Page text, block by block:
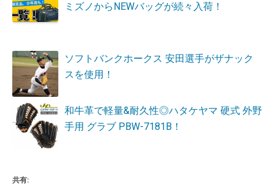
ミズノからNEWバッグが続々入荷！
ソフトバンクホークス 安田選手がザナック
スを使用！
和牛革で軽量&耐久性◎ハタケヤマ 硬式 外野
手用 グラブ PBW-7181B！
共有: